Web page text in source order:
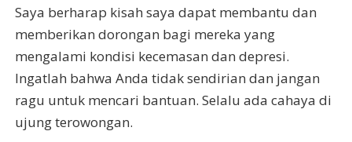
Saya berharap kisah saya dapat membantu dan
memberikan dorongan bagi mereka yang
mengalami kondisi kecemasan dan depresi.
Ingatlah bahwa Anda tidak sendirian dan jangan
ragu untuk mencari bantuan. Selalu ada cahaya di
ujung terowongan.